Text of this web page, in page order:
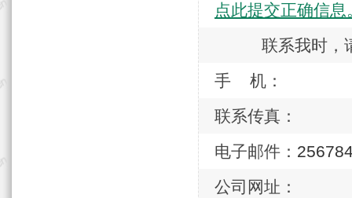
点此提交正确信息
联系我时，
手 机：
联系传真：
电子邮件：
公司网址：